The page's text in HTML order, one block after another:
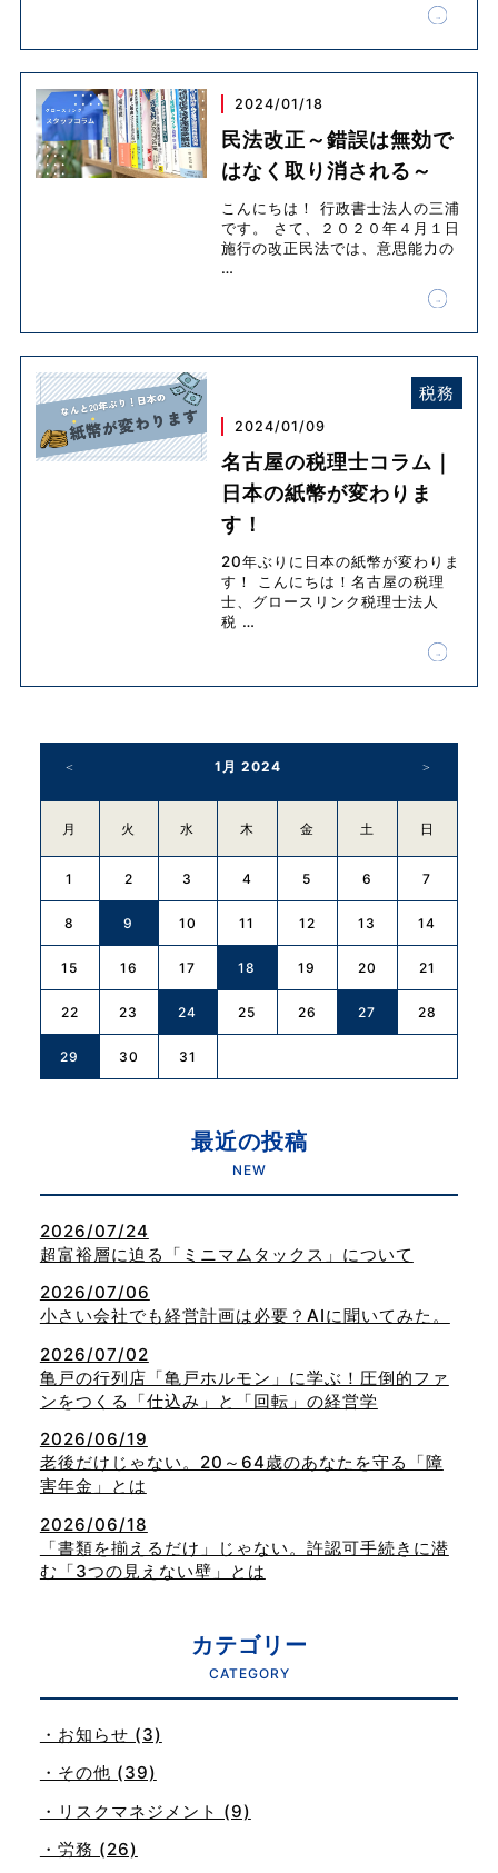
2024/01/18
民法改正～錯誤は無効で
はなく取り消される～
こんにちは！ 行政書士法人の三浦
です。 さて、２０２０年４月１日
施行の改正民法では、意思能力の
…
税務
2024/01/09
名古屋の税理士コラム｜
日本の紙幣が変わりま
す！
20年ぶりに日本の紙幣が変わりま
す！ こんにちは！名古屋の税理
士、グロースリンク税理士法人
税 …
1月 2024
月 火 水 木 金 土 日
1 2 3 4 5 6 7
8 9 10 11 12 13 14
15 16 17 18 19 20 21
22 23 24 25 26 27 28
29 30 31
最近の投稿
NEW
2026/07/24
超富裕層に迫る「ミニマムタックス」について
2026/07/06
小さい会社でも経営計画は必要？AIに聞いてみた。
2026/07/02
亀戸の行列店「亀戸ホルモン」に学ぶ！圧倒的ファ
ンをつくる「仕込み」と「回転」の経営学
2026/06/19
老後だけじゃない。20～64歳のあなたを守る「障
害年金」とは
2026/06/18
「書類を揃えるだけ」じゃない。許認可手続きに潜
む「3つの見えない壁」とは
カテゴリー
CATEGORY
・お知らせ (3)
・その他 (39)
・リスクマネジメント (9)
・労務 (26)